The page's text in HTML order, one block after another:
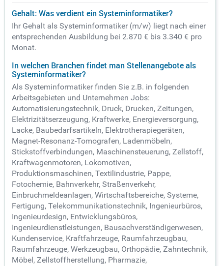
Gehalt: Was verdient ein Systeminformatiker?
Ihr Gehalt als Systeminformatiker (m/w) liegt nach einer
entsprechenden Ausbildung bei 2.870 € bis 3.340 € pro
Monat.
In welchen Branchen findet man Stellenangebote als
Systeminformatiker?
Als Systeminformatiker finden Sie z.B. in folgenden
Arbeitsgebieten und Unternehmen Jobs:
Automatisierungstechnik, Druck, Drucken, Zeitungen,
Elektrizitätserzeugung, Kraftwerke, Energieversorgung,
Lacke, Baubedarfsartikeln, Elektrotherapiegeräten,
Magnet-Resonanz-Tomografen, Ladenmöbeln,
Stickstoffverbindungen, Maschinensteuerung, Zellstoff,
Kraftwagenmotoren, Lokomotiven,
Produktionsmaschinen, Textilindustrie, Pappe,
Fotochemie, Bahnverkehr, Straßenverkehr,
Einbruchmeldeanlagen, Wirtschaftsbereiche, Systeme,
Fertigung, Telekommunikationstechnik, Ingenieurbüros,
Ingenieurdesign, Entwicklungsbüros,
Ingenieurdienstleistungen, Bausachverständigenwesen,
Kundenservice, Kraftfahrzeuge, Raumfahrzeugbau,
Raumfahrzeuge, Werkzeugbau, Orthopädie, Zahntechnik,
Möbel, Zellstoffherstellung, Pharmazie,